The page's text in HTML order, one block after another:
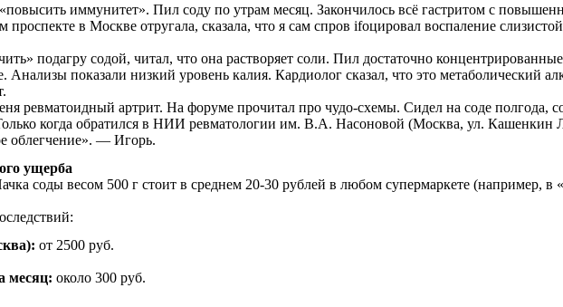
иммунитет». Пил соду по утрам месяц. Закончилось всё гастритом с
в Москве отругала, сказала, что я сам спров ifоцировал воспаление
подагру содой, читал, что она растворяет соли. Пил достаточно
Анализы показали низкий уровень калия. Кардиолог сказал, что это метаболический
ревматоидный артрит. На форуме прочитал про чудо-схемы. Сидел на соде полгода,
когда обратился в НИИ ревматологии им. В.А. Насоновой (Москва, ул. Кашенкин
облегчение». — Игорь.
ущерба
соды весом 500 г стоит в среднем 20-30 рублей в любом супермаркете (например, в
от 2500 руб.
месяц: около 300 руб.